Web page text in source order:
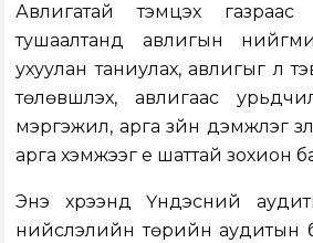
Авлигатай тэмцэх
тушаалтанд авлигын
ухуулан таниулах, авлигыг үл
төлөвшүүлэх, авлигаас
мэргэжил, арга зүйн дэмжлэг
арга хэмжээг үе шаттай зохион
Энэ хүрээнд Үндэсний
нийслэлийн төрийн аудитын